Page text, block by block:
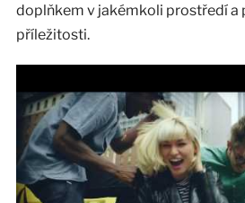
doplňkem v jakémkoli prostředí a
příležitosti.